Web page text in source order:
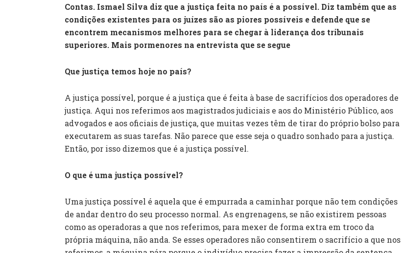
Contas. Ismael Silva diz que a justiça feita no país é a possível. Diz também que as
condições existentes para os juízes são as piores possíveis e defende que se
encontrem mecanismos melhores para se chegar à liderança dos tribunais
superiores. Mais pormenores na entrevista que se segue
Que justiça temos hoje no país?
A justiça possível, porque é a justiça que é feita à base de sacrifícios dos operadores de
justiça. Aqui nos referimos aos magistrados judiciais e aos do Ministério Público, aos
advogados e aos oficiais de justiça, que muitas vezes têm de tirar do próprio bolso para
executarem as suas tarefas. Não parece que esse seja o quadro sonhado para a justiça.
Então, por isso dizemos que é a justiça possível.
O que é uma justiça possível?
Uma justiça possível é aquela que é empurrada a caminhar porque não tem condições
de andar dentro do seu processo normal. As engrenagens, se não existirem pessoas
como as operadoras a que nos referimos, para mexer de forma extra em troco da
própria máquina, não anda. Se esses operadores não consentirem o sacrifício a que nos